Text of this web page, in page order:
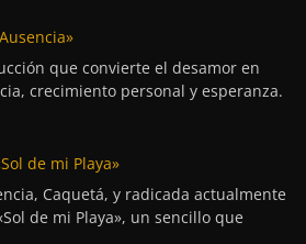
que convierte el desamor en
crecimiento personal y esperanza.
de mi Playa»
Caquetá, y radicada actualmente
de mi Playa», un sencillo que